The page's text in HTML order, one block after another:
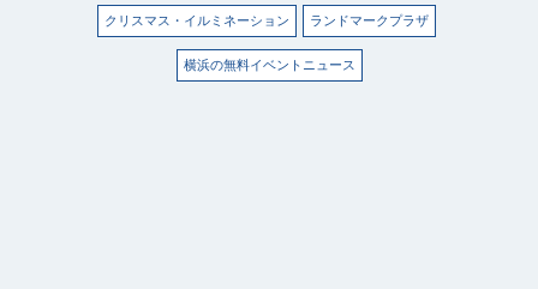
クリスマス・イルミネーション ランドマークプラザ
横浜の無料イベントニュース